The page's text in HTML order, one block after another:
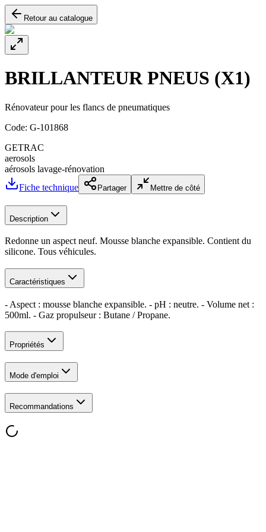
Retour au catalogue
BRILLANTEUR PNEUS (X1)
Rénovateur pour les flancs de pneumatiques
Code: G-101868
GETRAC
aerosols
aérosols lavage-rénovation
Fiche technique
Partager Mettre de côté
Description
Redonne un aspect neuf. Mousse blanche expansible. Contient du
silicone. Tous véhicules.
Caractéristiques
- Aspect : mousse blanche expansible. - pH : neutre. - Volume net :
500ml. - Gaz propulseur : Butane / Propane.
Propriétés
Mode d'emploi
Recommandations